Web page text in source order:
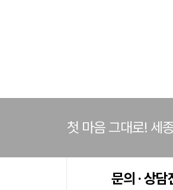
첫 마음 그대로! 세
문의 · 상담